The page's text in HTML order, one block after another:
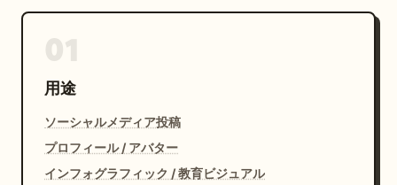
用途
ソーシャルメディア投稿
プロフィール / アバター
インフォグラフィック / 教育ビジュアル